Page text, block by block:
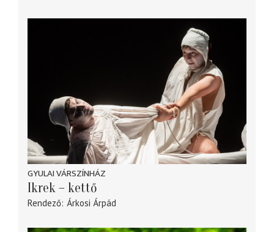
GYULAI VÁRSZÍNHÁZ
Ikrek – kettő
Rendező Árkosi Árpád